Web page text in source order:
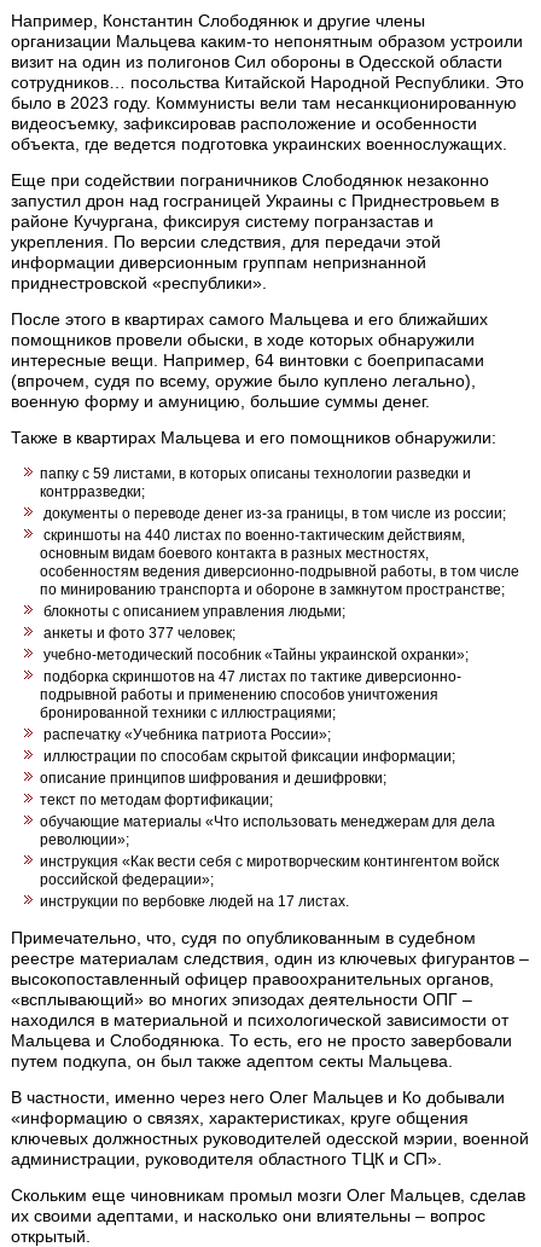
Например, Константин Слободянюк и другие члены
организации Мальцева каким-то непонятным образом устроили
визит на один из полигонов Сил обороны в Одесской области
сотрудников… посольства Китайской Народной Республики. Это
было в 2023 году. Коммунисты вели там несанкционированную
видеосъемку, зафиксировав расположение и особенности
объекта, где ведется подготовка украинских военнослужащих.
Еще при содействии пограничников Слободянюк незаконно
запустил дрон над госграницей Украины с Приднестровьем в
районе Кучургана, фиксируя систему погранзастав и
укрепления. По версии следствия, для передачи этой
информации диверсионным группам непризнанной
приднестровской «республики».
После этого в квартирах самого Мальцева и его ближайших
помощников провели обыски, в ходе которых обнаружили
интересные вещи. Например, 64 винтовки с боеприпасами
(впрочем, судя по всему, оружие было куплено легально),
военную форму и амуницию, большие суммы денег.
Также в квартирах Мальцева и его помощников обнаружили:
папку с 59 листами, в которых описаны технологии разведки и
контрразведки;
документы о переводе денег из-за границы, в том числе из россии;
скриншоты на 440 листах по военно-тактическим действиям,
основным видам боевого контакта в разных местностях,
особенностям ведения диверсионно-подрывной работы, в том числе
по минированию транспорта и обороне в замкнутом пространстве;
блокноты с описанием управления людьми;
анкеты и фото 377 человек;
учебно-методический пособник «Тайны украинской охранки»;
подборка скриншотов на 47 листах по тактике диверсионно-
подрывной работы и применению способов уничтожения
бронированной техники с иллюстрациями;
распечатку «Учебника патриота России»;
иллюстрации по способам скрытой фиксации информации;
описание принципов шифрования и дешифровки;
текст по методам фортификации;
обучающие материалы «Что использовать менеджерам для дела
революции»;
инструкция «Как вести себя с миротворческим контингентом войск
российской федерации»;
инструкции по вербовке людей на 17 листах.
Примечательно, что, судя по опубликованным в судебном
реестре материалам следствия, один из ключевых фигурантов –
высокопоставленный офицер правоохранительных органов,
«всплывающий» во многих эпизодах деятельности ОПГ –
находился в материальной и психологической зависимости от
Мальцева и Слободянюка. То есть, его не просто завербовали
путем подкупа, он был также адептом секты Мальцева.
В частности, именно через него Олег Мальцев и Ко добывали
«информацию о связях, характеристиках, круге общения
ключевых должностных руководителей одесской мэрии, военной
администрации, руководителя областного ТЦК и СП».
Скольким еще чиновникам промыл мозги Олег Мальцев, сделав
их своими адептами, и насколько они влиятельны – вопрос
открытый.